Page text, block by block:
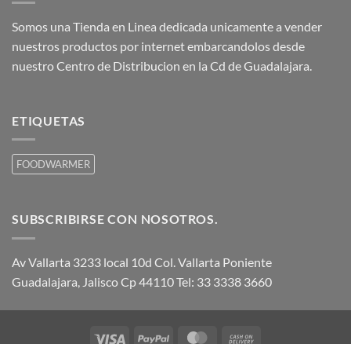
Somos una Tienda en Linea dedicada unicamente a vender
nuestros productos por internet embarcandolos desde
nuestro Centro de Distribucion en la Cd de Guadalajara.
ETIQUETAS
FOODWARMER
SUBSCRIBIRSE CON NOSOTROS.
Av Vallarta 3233 local 10d Col. Vallarta Poniente
Guadalajara, Jalisco Cp 44110 Tel: 33 3338 3660
Visa PayPal MasterCard